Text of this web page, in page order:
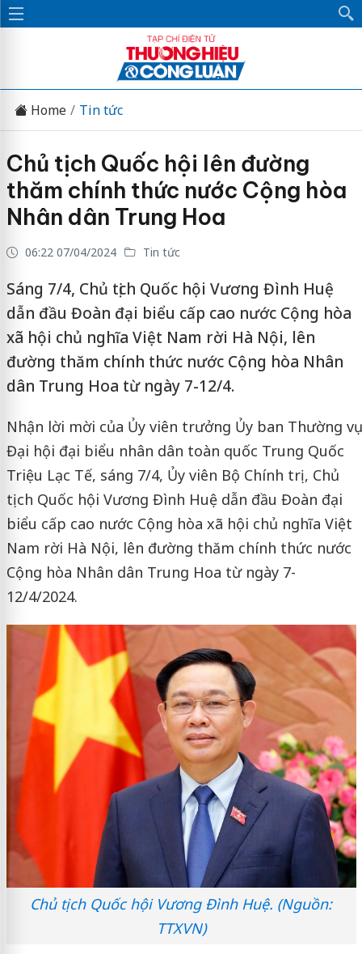
Home Tin tức
Chủ tịch Quốc hội lên đường
thăm chính thức nước Cộng hòa
Nhân dân Trung Hoa
06:22 07/04/2024 Tin tức
Sáng 7/4, Chủ tịch Quốc hội Vương Đình Huệ
dẫn đầu Đoàn đại biểu cấp cao nước Cộng hòa
xã hội chủ nghĩa Việt Nam rời Hà Nội, lên
đường thăm chính thức nước Cộng hòa Nhân
dân Trung Hoa từ ngày 7-12/4.
Nhận lời mời của Ủy viên trưởng Ủy ban Thường vụ
Đại hội đại biểu nhân dân toàn quốc Trung Quốc
Triệu Lạc Tế, sáng 7/4, Ủy viên Bộ Chính trị, Chủ
tịch Quốc hội Vương Đình Huệ dẫn đầu Đoàn đại
biểu cấp cao nước Cộng hòa xã hội chủ nghĩa Việt
Nam rời Hà Nội, lên đường thăm chính thức nước
Cộng hòa Nhân dân Trung Hoa từ ngày 7-
12/4/2024.
Chủ tịch Quốc hội Vương Đình Huệ. (Nguồn:
TTXVN)